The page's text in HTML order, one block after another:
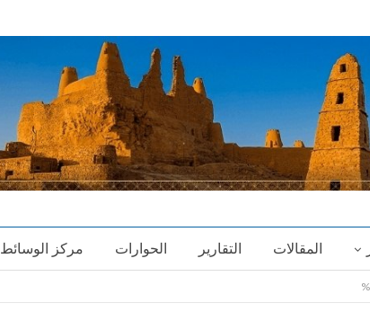
المقالات التقارير الحوارات مركز الوسائط